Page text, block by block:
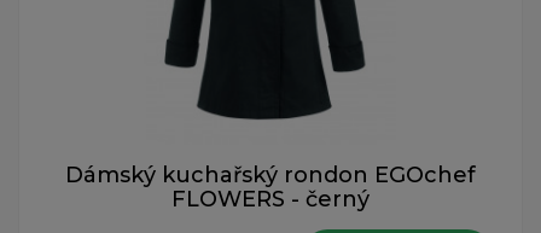
Dámský kuchařský rondon EGOchef
FLOWERS - černý